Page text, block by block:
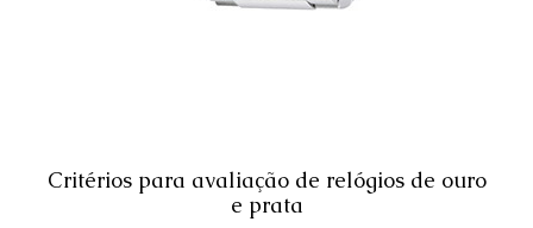
Critérios para avaliação de relógios de ouro
e prata